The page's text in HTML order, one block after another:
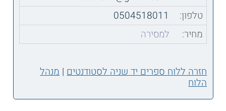
טלפון:
0504518011
מחיר:
למסירה
חזרה ללוח ספרים יד שניה לסטודנטים|מנהל
הלוח